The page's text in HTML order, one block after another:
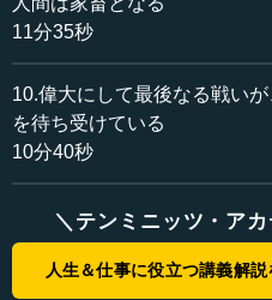
人類史は一言でいうと、金属
付いている人はほとんどいな
誕生してから現在まで、金属
と向上させてきました。
これもあとで話しますが、
のです。
それが次の「未来の人間は
11分35秒
10.偉大にして最後なる戦い
を待ち受けている
10分40秒
＼テンミニッツ・ア
人生＆仕事に役立つ講義解説